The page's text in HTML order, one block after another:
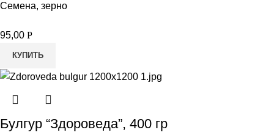
Семена, зерно
95,00 Р
КУПИТЬ
Булгур “Здороведа”, 400 гр